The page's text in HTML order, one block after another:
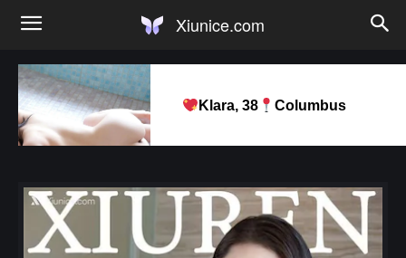
Xiunice.com
Klara, 38 Columbus